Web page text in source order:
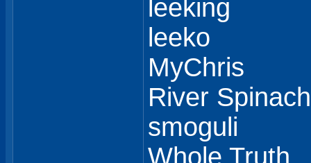
leeking
leeko
MyChris
River Spinach
smoguli
Whole Truth